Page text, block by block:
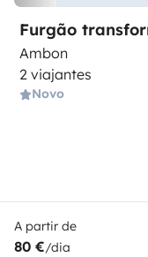
Furgão
Ambon
2 viajantes
Novo
A partir de
80 €/dia